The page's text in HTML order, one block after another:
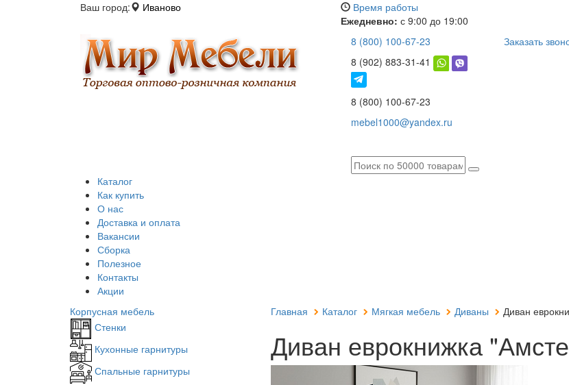
Ваш город: Иваново
Время работы
Ежедневно: с 9:00 до 19:00
8 (800) 100-67-23
8 (902) 883-31-41
8 (800) 100-67-23
mebel1000@yandex.ru
Заказать
Каталог
Как купить
О нас
Доставка и оплата
Вакансии
Сборка
Полезное
Контакты
Акции
Корпусная мебель
Стенки
Кухонные гарнитуры
Спальные гарнитуры
Главная Каталог Мягкая мебель Диваны Диван
Диван еврокнижка